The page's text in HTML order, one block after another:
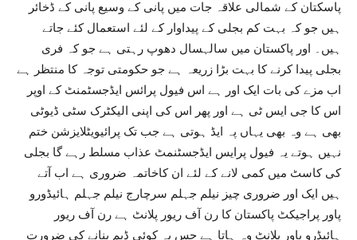
پاسکتان کے شمالی علاقہ جات میں پانی کے وسیع پانی کے ڈخائر
ہیں جو کہ بہت کم بجلی کے پیداوار کے لئے استعمال کئے جاتے
ہیں۔ اور پاکستان میں سالہسال دھوپ رہتی ہے جو کہ فری
بجلی پیدا کرنے کا بہت بڑا زریعہ ہے جو حکومتی توجہ کا منتظر ہے
اب مزے کی بات ایک اور ہے اس فیول پرائس ایڈجسٹمنٹ کے اوپر
اس کا جی ایس ٹی ہے اور پھر اس کی اپنی الیکٹرک سٹی ڈیوٹی
بھی ہے وہ بھی یہاں پہ ایڈ ہوتی ہے جب تک پرائیویٹلایزشن ختم
نہیں ہوتے یہ فیول پرایس ایڈجسٹنمٹ عذاب مسلط رہے گا بجلی
کی کاسٹ میں کمی لانے کے لئے ان کاخاتمہ ضروری ہے اب آتے
ہیں ایک اور ضروری چیز نیلم جہلم سرچارج نیلم جہلم ہائیڈورو
پاور پراجیکٹ پاکستان کا رن آف ریور پلانٹ ہے رن آف ریور
ہائیڈرو پاور پلانٹ وہ ہاتا ہے جس پہ کوئی ڈیم بنانے کی ضرورت